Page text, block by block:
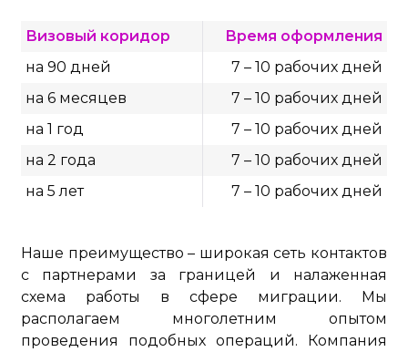
Визовый коридор
Время оформления
на 90 дней
7 – 10 рабочих дней
на 6 месяцев
7 – 10 рабочих дней
на 1 год
7 – 10 рабочих дней
на 2 года
7 – 10 рабочих дней
на 5 лет
7 – 10 рабочих дней
Наше преимущество – широкая сеть контактов
с партнерами за границей и налаженная
схема работы в сфере миграции. Мы
располагаем многолетним опытом
проведения подобных операций. Компания